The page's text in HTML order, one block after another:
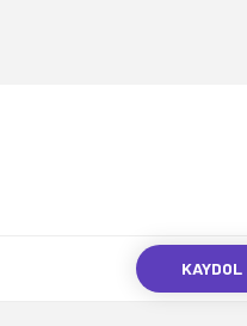
KAYDOL